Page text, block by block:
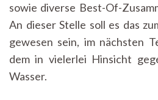
sowie diverse Best-Of-
An dieser Stelle soll es das
gewesen sein, im nächsten
dem in vielerlei Hinsicht
Wasser.